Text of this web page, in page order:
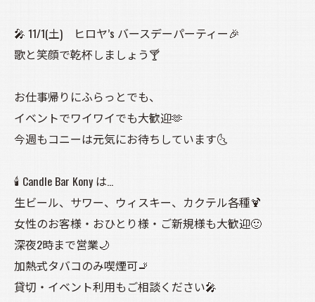
🎤 11/1(土) ヒロヤ’s バースデーパーティー🎉
歌と笑顔で乾杯しましょう🍸
お仕事帰りにふらっとでも、
イベントでワイワイでも大歓迎🫶
今週もコニーは元気にお待ちしています🌜️
🕯️ Candle Bar Kony は…
生ビール、サワー、ウィスキー、カクテル各種🍹
女性のお客様・おひとり様・ご新規様も大歓迎🙂
深夜2時まで営業🌙
加熱式タバコのみ喫煙可🚬
貸切・イベント利用もご相談ください🎤